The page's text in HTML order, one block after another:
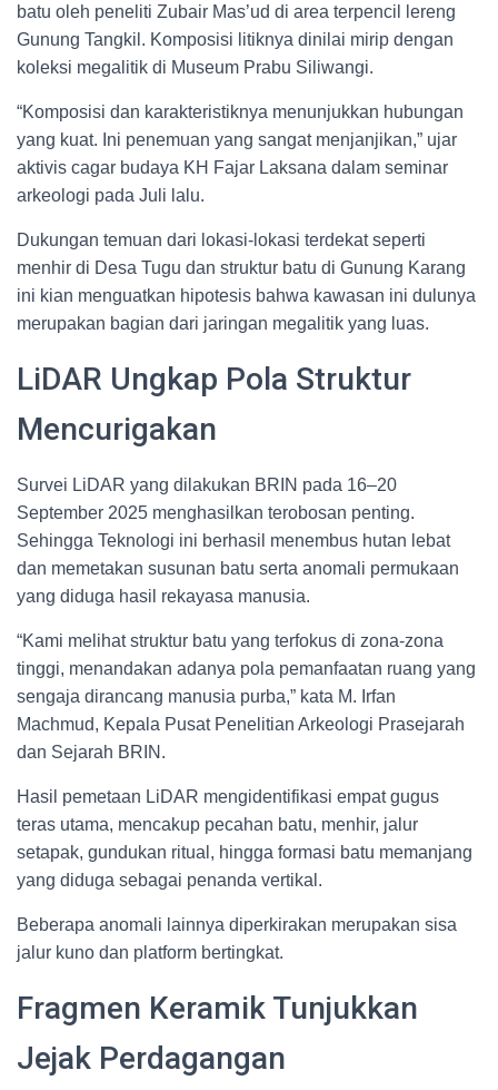
batu oleh peneliti Zubair Mas’ud di area terpencil lereng
Gunung Tangkil. Komposisi litiknya dinilai mirip dengan
koleksi megalitik di Museum Prabu Siliwangi.
“Komposisi dan karakteristiknya menunjukkan hubungan
yang kuat. Ini penemuan yang sangat menjanjikan,” ujar
aktivis cagar budaya KH Fajar Laksana dalam seminar
arkeologi pada Juli lalu.
Dukungan temuan dari lokasi-lokasi terdekat seperti
menhir di Desa Tugu dan struktur batu di Gunung Karang
ini kian menguatkan hipotesis bahwa kawasan ini dulunya
merupakan bagian dari jaringan megalitik yang luas.
LiDAR Ungkap Pola Struktur
Mencurigakan
Survei LiDAR yang dilakukan BRIN pada 16–20
September 2025 menghasilkan terobosan penting.
Sehingga Teknologi ini berhasil menembus hutan lebat
dan memetakan susunan batu serta anomali permukaan
yang diduga hasil rekayasa manusia.
“Kami melihat struktur batu yang terfokus di zona-zona
tinggi, menandakan adanya pola pemanfaatan ruang yang
sengaja dirancang manusia purba,” kata M. Irfan
Machmud, Kepala Pusat Penelitian Arkeologi Prasejarah
dan Sejarah BRIN.
Hasil pemetaan LiDAR mengidentifikasi empat gugus
teras utama, mencakup pecahan batu, menhir, jalur
setapak, gundukan ritual, hingga formasi batu memanjang
yang diduga sebagai penanda vertikal.
Beberapa anomali lainnya diperkirakan merupakan sisa
jalur kuno dan platform bertingkat.
Fragmen Keramik Tunjukkan
Jejak Perdagangan